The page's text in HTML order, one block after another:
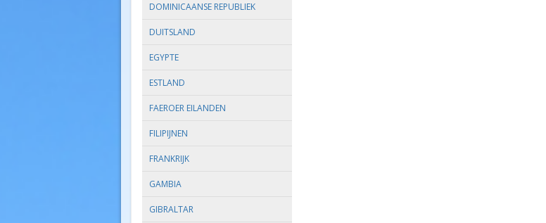
DOMINICAANSE REPUBLIEK
DUITSLAND
EGYPTE
ESTLAND
FAEROER EILANDEN
FILIPIJNEN
FRANKRIJK
GAMBIA
GIBRALTAR